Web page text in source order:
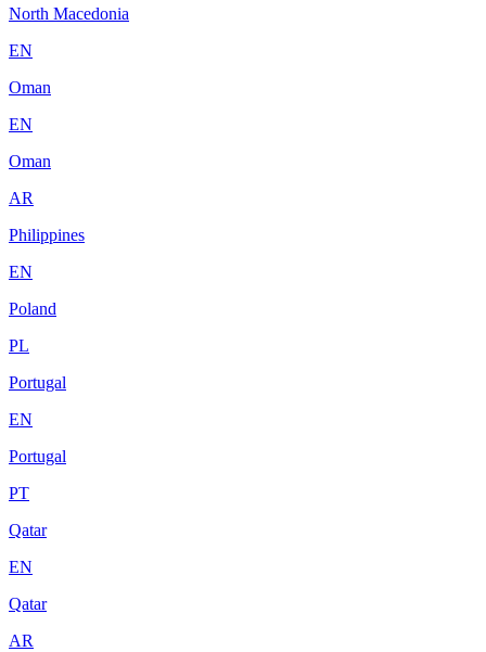
North Macedonia
EN
Oman
EN
Oman
AR
Philippines
EN
Poland
PL
Portugal
EN
Portugal
PT
Qatar
EN
Qatar
AR